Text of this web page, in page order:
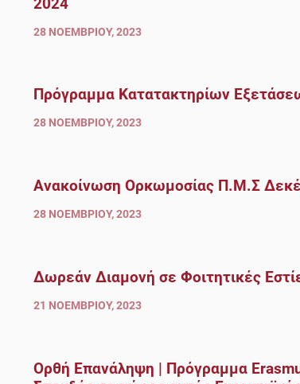
28 ΝΟΕΜΒΡΊΟΥ, 2023
Πρόγραμμα Κατατακτηρίων
28 ΝΟΕΜΒΡΊΟΥ, 2023
Ανακοίνωση Ορκωμοσίας Π.Μ.Σ
28 ΝΟΕΜΒΡΊΟΥ, 2023
Δωρεάν Διαμονή σε Φοιτητικές
21 ΝΟΕΜΒΡΊΟΥ, 2023
Ορθή Επανάληψη | Πρόγραμμα